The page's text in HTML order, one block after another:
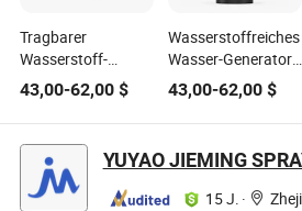
Tragbarer
Wasserstoff-
Sauerstoff-
Trennungs-
Generator
Hochleistungs-
Wasserstoffreiches
Wasserflasche
43,00-62,00 $
Wasserstoffreiches
Wasser-Generator
mit Pem/Spe-
Technologie
Glasflasche 230ml
43,00-62,00$
YUYAO JIEMING
15 J. ·